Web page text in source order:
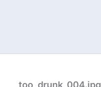
too_drunk_004.jpg